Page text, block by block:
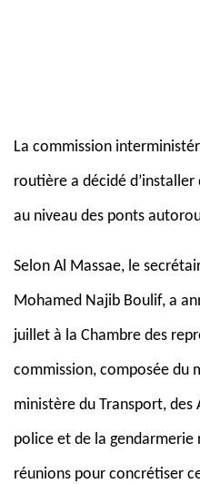
La commission
routière a décidé
au niveau des ponts
Selon Al Massae, le
Mohamed Najib Boulif, a
juillet à la Chambre des
commission, composée du
ministère du Transport,
police et de la gendarmerie
réunions pour concrétiser